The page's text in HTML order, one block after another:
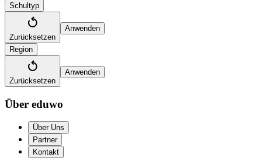
Schultyp
Zurücksetzen
Anwenden
Region
Zurücksetzen
Anwenden
Über eduwo
Über Uns
Partner
Kontakt